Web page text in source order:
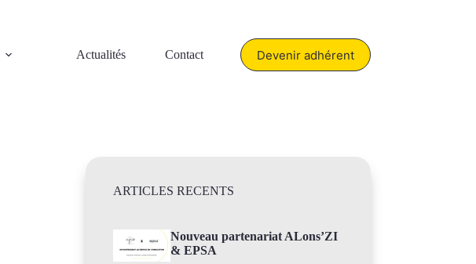
Actualités Contact Devenir adhérent
ARTICLES RECENTS
Nouveau partenariat ALons’ZI
& EPSA